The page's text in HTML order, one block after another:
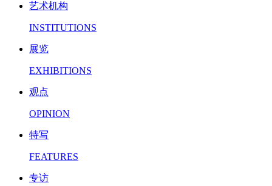
艺术机构
INSTITUTIONS
展览
EXHIBITIONS
观点
OPINION
特写
FEATURES
专访